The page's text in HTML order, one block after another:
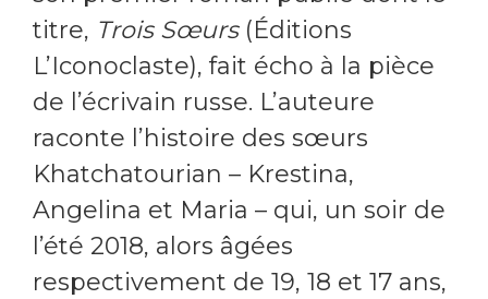
titre, Trois Sœurs(Éditions
L’Iconoclaste), fait écho à la pièce
de l’écrivain russe. L’auteure
raconte l’histoire des sœurs
Khatchatourian – Krestina,
Angelina et Maria – qui, un soir de
l’été 2018, alors âgées
respectivement de 19, 18 et 17 ans,